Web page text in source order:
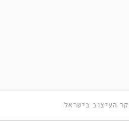
העיצוב בישראל